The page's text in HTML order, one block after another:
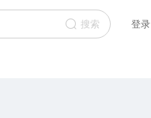
搜索 登录